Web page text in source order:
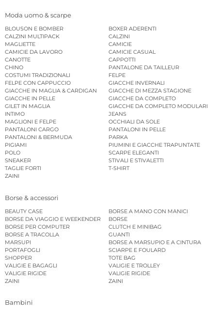
Moda uomo & scarpe
BLOUSON E BOMBER
BOXER ADERENTI
CALZINI MULTIPACK
CALZINI
MAGLIETTE
CAMICIE
CAMICIE DA LAVORO
CAMICIE CASUAL
CANOTTE
CAPPOTTI
CHINO
PANTALONE DA TAILLEUR
COSTUMI TRADIZIONALI
FELPE
FELPE CON CAPPUCCIO
GIACCHE INVERNALI
GIACCHE IN MAGLIA & CARDIGAN
GIACCHE DI MEZZA STAGIONE
GIACCHE IN PELLE
GIACCHE DA COMPLETO
GILET IN MAGLIA
GIACCHE DA COMPLETO MODULARI
INTIMO
JEANS
MAGLIONI E FELPE
OCCHIALI DA SOLE
PANTALONI CARGO
PANTALONI IN PELLE
PANTALONI & BERMUDA
PARKA
PIGIAMI
PIUMINI E GIACCHE TRAPUNTATE
POLO
SCARPE ELEGANTI
SNEAKER
STIVALI E STIVALETTI
TAGLIE FORTI
T-SHIRT
ZAINI
Borse & accessori
BEAUTY CASE
BORSE A MANO CON MANICI
BORSE DA VIAGGIO E WEEKENDER
BORSE
BORSE PER COMPUTER
CLUTCH E MINIBAG
BORSE A TRACOLLA
GUANTI
MARSUPI
BORSE A MARSUPIO E A CINTURA
PORTAFOGLI
SCIARPE E FOULARD
SHOPPER
TOTE BAG
VALIGIE E BAGAGLI
VALIGIE E TROLLEY
VALIGIE RIGIDE
VALIGIE RIGIDE
ZAINI
ZAINI
Bambini